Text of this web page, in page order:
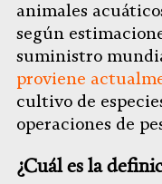
animales
según
suministro
proviene
cultivo de
operaciones de
¿Cuál es la